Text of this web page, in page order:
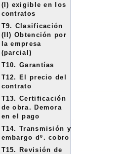
(I) exigible en los
contratos
T9. Clasificación
(II) Obtención por
la empresa
(parcial)
T10. Garantías
T12. El precio del
contrato
T13. Certificación
de obra. Demora
en el pago
T14. Transmisión y
embargo dº. cobro
T15. Revisión de